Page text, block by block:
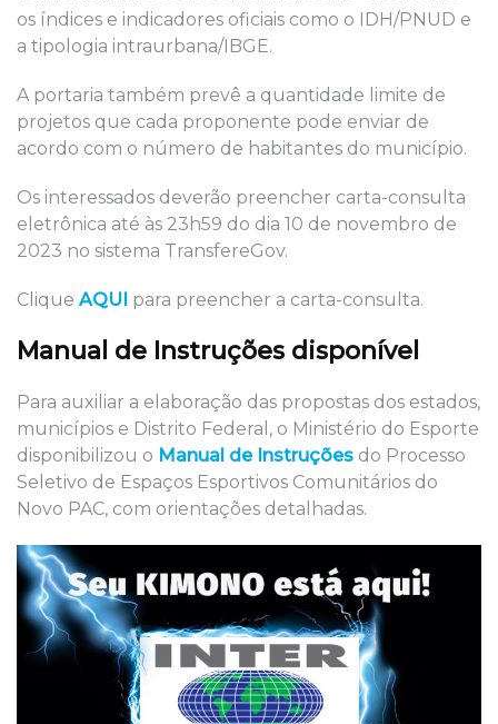
os índices e indicadores oficiais como o IDH/PNUD e
a tipologia intraurbana/IBGE.
A portaria também prevê a quantidade limite de
projetos que cada proponente pode enviar de
acordo com o número de habitantes do município.
Os interessados deverão preencher carta-consulta
eletrônica até às 23h59 do dia 10 de novembro de
2023 no sistema TransfereGov.
Clique AQUI para preencher a carta-consulta.
Manual de Instruções disponível
Para auxiliar a elaboração das propostas dos estados,
municípios e Distrito Federal, o Ministério do Esporte
disponibilizou o Manual de Instruções do Processo
Seletivo de Espaços Esportivos Comunitários do
Novo PAC, com orientações detalhadas.